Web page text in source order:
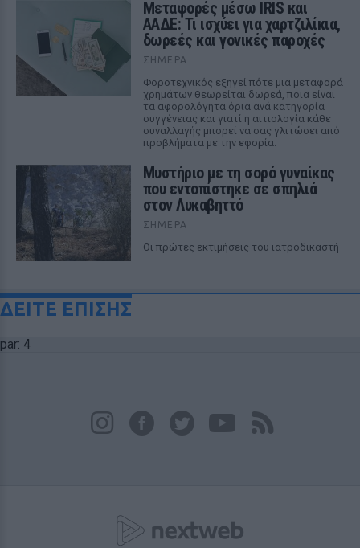
Μεταφορές μέσω IRIS και
ΑΑΔΕ: Τι ισχύει για χαρτζιλίκια,
δωρεές και γονικές παροχές
ΣΉΜΕΡΑ
Φοροτεχνικός εξηγεί πότε μια μεταφορά
χρημάτων θεωρείται δωρεά, ποια είναι
τα αφορολόγητα όρια ανά κατηγορία
συγγένειας και γιατί η αιτιολογία κάθε
συναλλαγής μπορεί να σας γλιτώσει από
προβλήματα με την εφορία.
Μυστήριο με τη σορό γυναίκας
που εντοπίστηκε σε σπηλιά
στον Λυκαβηττό
ΣΉΜΕΡΑ
Οι πρώτες εκτιμήσεις του ιατροδικαστή
ΔΕΙΤΕ ΕΠΙΣΗΣ
par: 4